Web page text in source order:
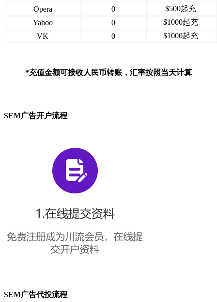
Opera
0
$500起充
Yahoo
0
$1000起充
VK
0 $1000起充
*充值金额可接收人民币转账，汇率按照当天计算
SEM广告开户流程
SEM广告代投流程